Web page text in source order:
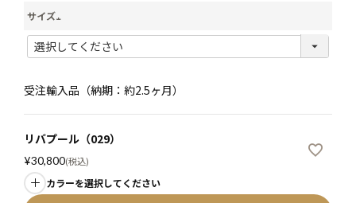
サイズ
(
須
受注輸入品（納期：約2.5ヶ月）
リバプール（029）
¥30,800 税込
カラーを選択してください